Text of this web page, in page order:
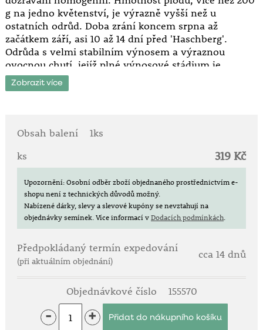
g na jedno květenství, je výrazně vyšší než u
ostatních odrůd. Doba zrání koncem srpna až
začátkem září, asi 10 až 14 dní před 'Haschberg'.
Odrůda s velmi stabilním výnosem a výraznou
ovocnou chutí, jejíž plné výnosové stádium je
dosaženo v krátké době a dosahuje až 25 t/ha v
závislosti na půdě. Odolný a nenáročný.
Zobrazit více
Obsah balení
1ks
ks
319 Kč
Upozornění: Osobní odběr zboží objednaného prostřednictvím e-
shopu není z technických důvodů možný.
Nabízené dárky, slevy a slevové kupóny se nevztahují na
objednávky semínek.Více informací vDodacích podmínkách.
Předpokládaný termín expedování
(při aktuálním objednání)
cca 14 dnů
Objednávkové číslo 155570
- +